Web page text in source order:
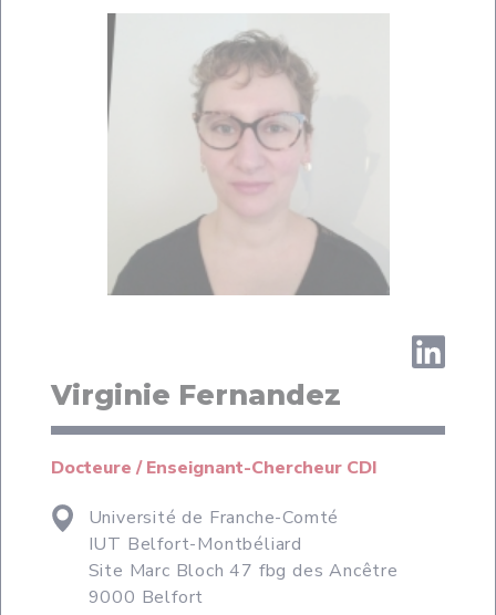
Virginie Fernandez
Docteure / Enseignant-Chercheur CDI
Université de Franche-Comté
IUT Belfort-Montbéliard
Site Marc Bloch 47 fbg des Ancêtre
9000 Belfort